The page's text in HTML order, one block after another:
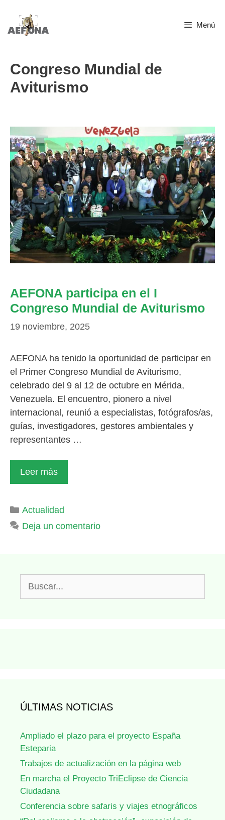
Saltar
Menú
Congreso Mundial de
Aviturismo
AEFONA participa en el I
Congreso Mundial de Aviturismo
19 noviembre, 2025
AEFONA ha tenido la oportunidad de participar en
el Primer Congreso Mundial de Aviturismo,
celebrado del 9 al 12 de octubre en Mérida,
Venezuela. El encuentro, pionero a nivel
internacional, reunió a especialistas, fotógrafos/as,
guías, investigadores, gestores ambientales y
representantes …
Leer más
Categorías
Actualidad
Deja un comentario
ÚLTIMAS NOTICIAS
Ampliado el plazo para el proyecto España
Esteparia
Trabajos de actualización en la página web
En marcha el Proyecto TriEclipse de Ciencia
Ciudadana
Conferencia sobre safaris y viajes etnográficos